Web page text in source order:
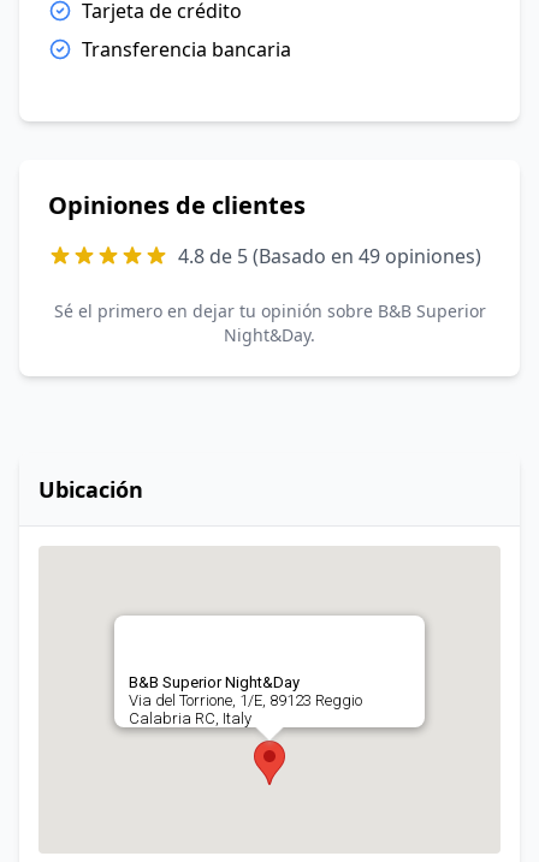
Tarjeta de crédito
Transferencia bancaria
Opiniones de clientes
4.8 de 5 (Basado en 49 opiniones)
Sé el primero en dejar tu opinión sobre B&B Superior
Night&Day.
Ubicación
B&B Superior Night&Day
Via del Torrione, 1/E, 89123 Reggio
Calabria RC, Italy